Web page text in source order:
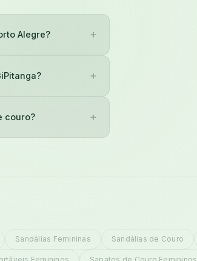
Alegre? +
+
couro? +
Sandálias Femininas Sandálias de Couro